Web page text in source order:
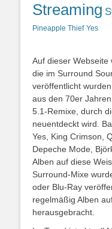
Streaming
Pineapple Thief Yes
Auf dieser Webseite
die im Surround
veröffentlicht
aus den 70er
5.1-Remixe, durch
neuentdeckt wird.
Yes, King Crimson,
Depeche Mode,
Alben auf diese
Surround-Mixe
oder Blu-Ray
regelmäßig Alben
herausgebracht.